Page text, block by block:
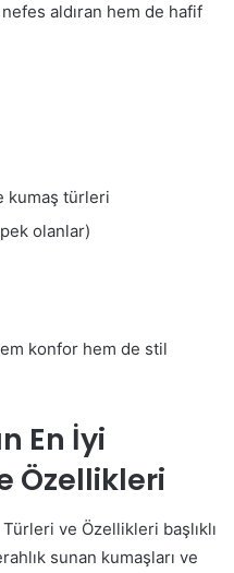
aldıran hem de hafif
kumaş türleri
olanlar)
konfor hem de stil
En İyi
Özellikleri
ve Özellikleri başlıklı
sunan kumaşları ve